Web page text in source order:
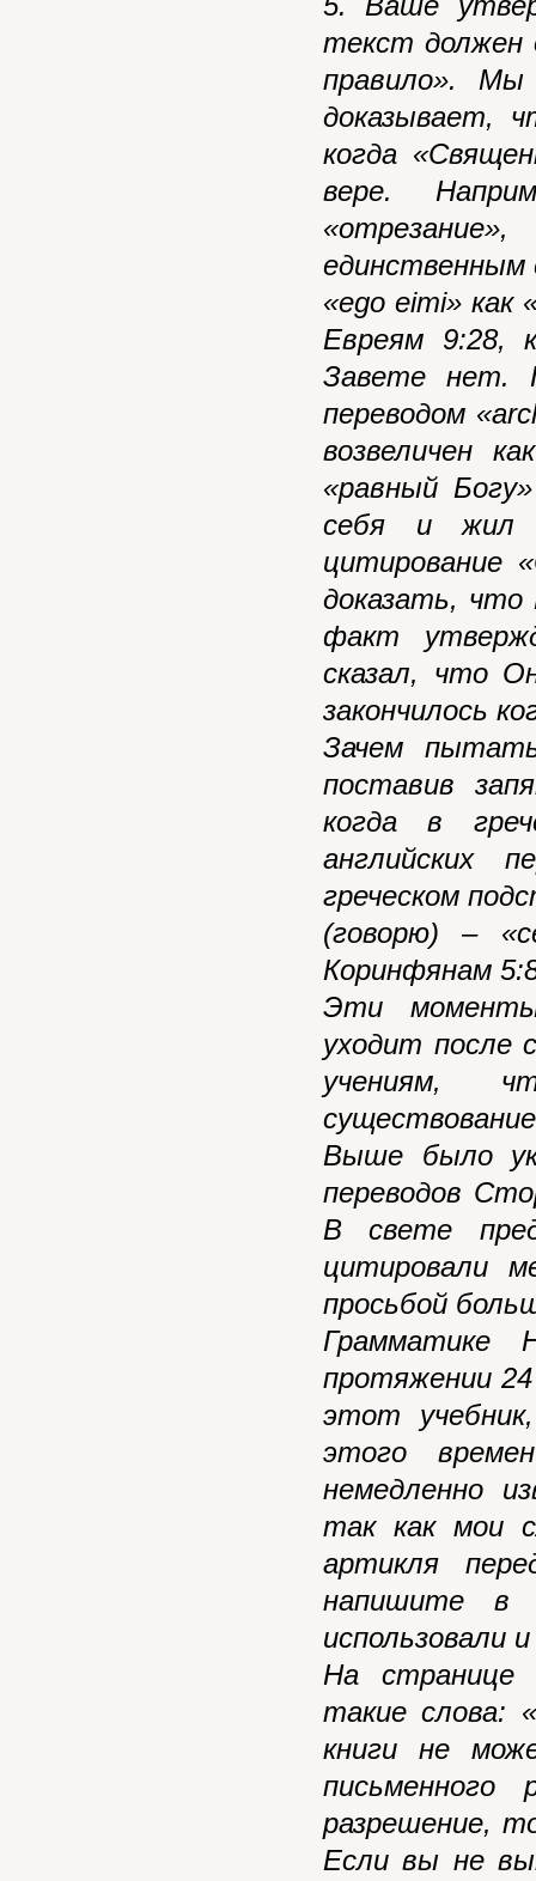
текст должен
правило». Мы
доказывает,
когда
вере.
единственным
«ego eimi» как
Евреям 9:28,
Завете нет.
переводом «
возвеличен
«равный
себя и жил
цитирование
доказать, что
факт
сказал, что
закончилось
Зачем
поставив
когда в
английских
греческом
(говорю) –
Коринфянам
Эти моменты
уходит после
учениям,
Выше было
переводов
В свете
цитировали
просьбой
протяжении
этот
этого
немедленно
так как мои
артикля
напишите в
использовали
На странице
такие слова:
книги не
разрешение,
Если вы не